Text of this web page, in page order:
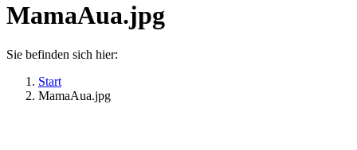
MamaAua.jpg
Sie befinden sich hier:
Start
MamaAua.jpg